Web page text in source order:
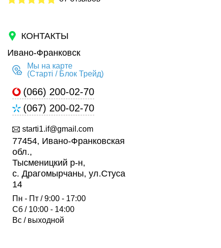
КОНТАКТЫ
Ивано-Франковск
Мы на карте
(Старті / Блок Трейд)
(066) 200-02-70
(067) 200-02-70
starti1.if@gmail.com
77454, Ивано-Франковская
обл.,
Тысменицкий р-н,
с. Драгомырчаны, ул.Стуса
14
Пн - Пт / 9:00 - 17:00
Сб / 10:00 - 14:00
Вс / выходной